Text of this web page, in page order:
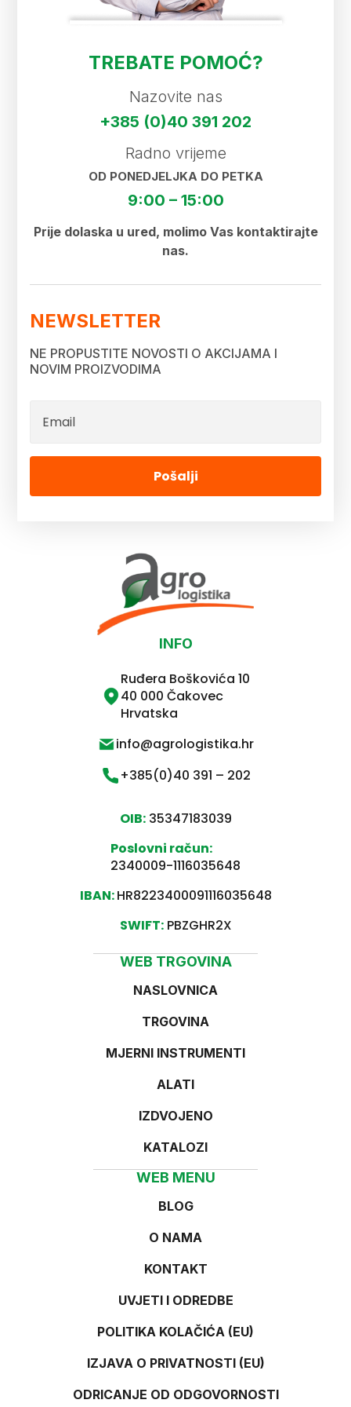
TREBATE POMOĆ?
Nazovite nas
+385 (0)40 391 202
Radno vrijeme
OD PONEDJELJKA DO PETKA
9:00 – 15:00
Prije dolaska u ured, molimo Vas kontaktirajte
nas.
NEWSLETTER
NE PROPUSTITE NOVOSTI O AKCIJAMA I
NOVIM PROIZVODIMA
Pošalji
INFO
Ruđera Boškovića 10
40 000 Čakovec
Hrvatska
info@agrologistika.hr
+385(0)40 391 – 202
OIB:35347183039
Poslovni račun:
2340009-1116035648
IBAN:HR8223400091116035648
SWIFT:PBZGHR2X
WEB TRGOVINA
NASLOVNICA
TRGOVINA
MJERNI INSTRUMENTI
ALATI
IZDVOJENO
KATALOZI
WEB MENU
BLOG
O NAMA
KONTAKT
UVJETI I ODREDBE
POLITIKA KOLAČIĆA (EU)
IZJAVA O PRIVATNOSTI (EU)
ODRICANJE OD ODGOVORNOSTI